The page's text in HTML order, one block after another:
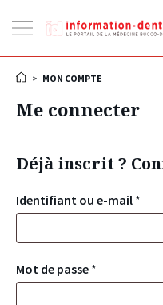
la
> MON COMPTE
Me connecter
Déjà inscrit ?
Identifiant ou e-mail *
Mot de passe *